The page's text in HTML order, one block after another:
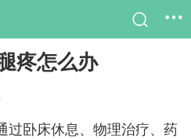
疼怎么办
过卧床休息、物理治疗、药